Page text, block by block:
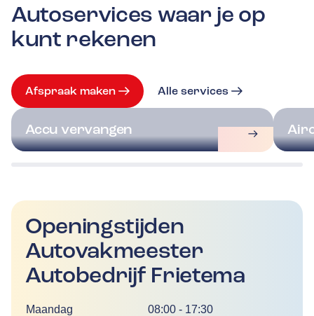
Autoservices waar je op
kunt rekenen
Afspraak maken Alle services
Accu vervangen
Openingstijden
Autovakmeester
Autobedrijf Frietema
DagTijd
Maandag 08:00 - 17:30